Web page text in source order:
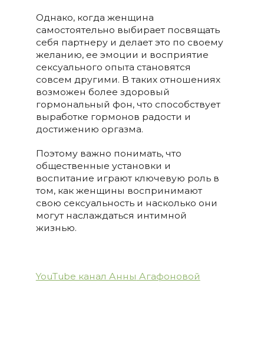
Однако, когда женщина
самостоятельно выбирает посвящать
себя партнеру и делает это по своему
желанию, ее эмоции и восприятие
сексуального опыта становятся
совсем другими. В таких отношениях
возможен более здоровый
гормональный фон, что способствует
выработке гормонов радости и
достижению оргазма.
Поэтому важно понимать, что
общественные установки и
воспитание играют ключевую роль в
том, как женщины воспринимают
свою сексуальность и насколько они
могут наслаждаться интимной
жизнью.
YouTube канал Анны Агафоновой